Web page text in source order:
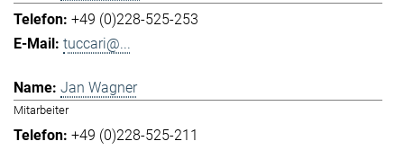
+49 (0)228-525-253
tuccari@...
Jan Wagner
Mitarbeiter
+49 (0)228-525-211